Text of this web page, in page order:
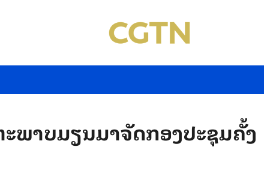
ພາບມຽນມາຈັດກອງປະຊຸມຄັ້ງ